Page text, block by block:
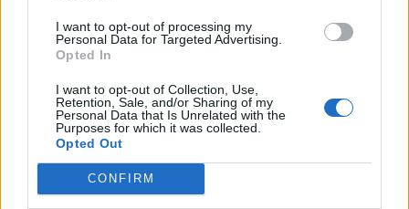
I want to opt-out of processing my
Personal Data for Targeted Advertising.
Opted In
I want to opt-out of Collection, Use,
Retention, Sale, and/or Sharing of my
Personal Data that Is Unrelated with the
Purposes for which it was collected.
Opted Out
CONFIRM
KRÓNIKA
Majka életveszélyes fenyegetés miatt